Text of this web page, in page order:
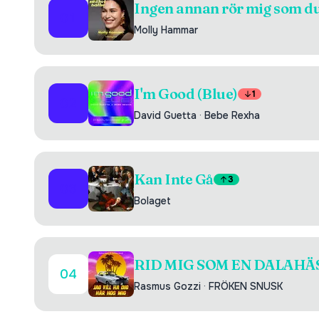
Ingen annan rör mig som
Molly Hammar
I'm Good (Blue) 1
David Guetta · Bebe Rexha
Kan Inte Gå 3
Bolaget
04
RID MIG SOM EN
Rasmus Gozzi · FRÖKEN SNUSK